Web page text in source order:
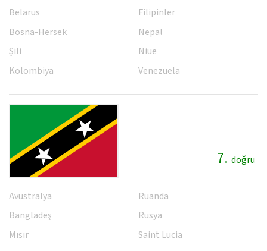
Belarus
Bosna-Hersek
Şili
Kolombiya
Filipinler
Nepal
Niue
Venezuela
7. doğru
Avustralya
Bangladeş
Mısır
Ruanda
Rusya
Saint Lucia